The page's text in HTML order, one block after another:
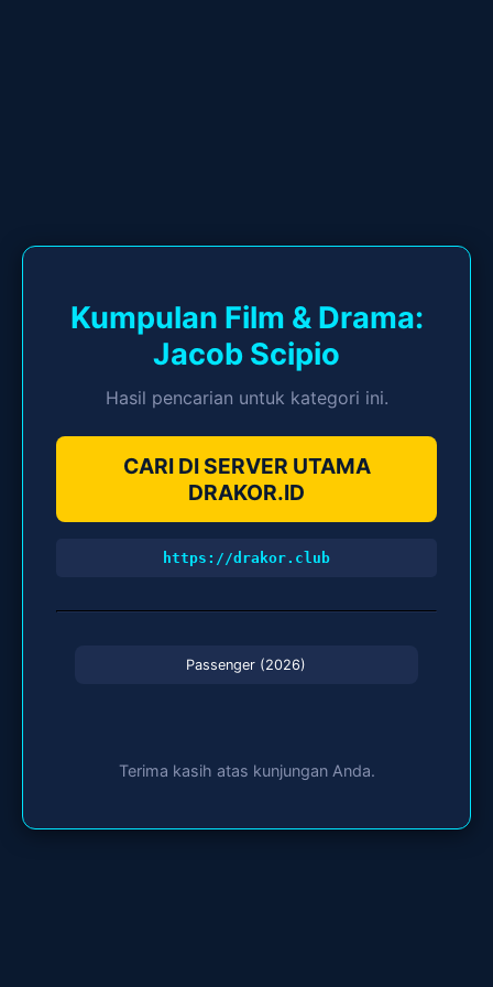
Kumpulan Film & Drama:
Jacob Scipio
Hasil pencarian untuk kategori ini.
CARI DI SERVER UTAMA
DRAKOR.ID
https://drakor.club
Passenger (2026)
Terima kasih atas kunjungan Anda.